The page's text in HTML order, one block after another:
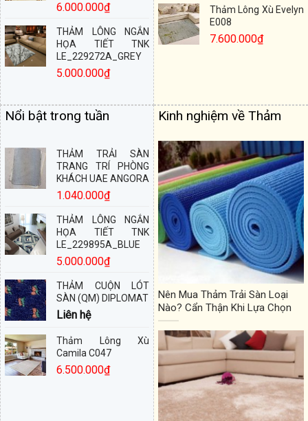
6.000.000₫
THẢM LÔNG NGẮN
HỌA TIẾT TNK
LE_229272A_GREY
5.000.000₫
Thảm Lông Xù Evelyn
E008
7.600.000₫
Nổi bật trong tuần
THẢM TRẢI SÀN
TRANG TRÍ PHÒNG
KHÁCH UAE ANGORA
1.040.000₫
THẢM LÔNG NGẮN
HỌA TIẾT TNK
LE_229895A_BLUE
5.000.000₫
THẢM CUỘN LÓT
SÀN (QM) DIPLOMAT
Liên hệ
Thảm Lông Xù
Camila C047
6.500.000₫
Kinh nghiệm về Thảm
Nên Mua Thảm Trải Sàn Loại
Nào? Cẩn Thận Khi Lựa Chọn